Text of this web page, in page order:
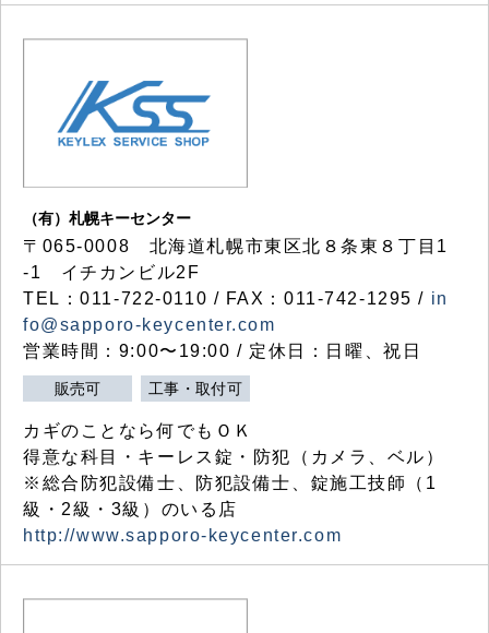
（有）札幌キーセンター
〒065-0008 北海道札幌市東区北８条東８丁目1
-1 イチカンビル2F
TEL：011-722-0110 / FAX：011-742-1295 / in
fo@sapporo-keycenter.com
営業時間：9:00〜19:00 / 定休日：日曜、祝日
販売可 工事・取付可
カギのことなら何でもＯＫ
得意な科目・キーレス錠・防犯（カメラ、ベル）
※総合防犯設備士、防犯設備士、錠施工技師（1
級・2級・3級）のいる店
http://www.sapporo-keycenter.com